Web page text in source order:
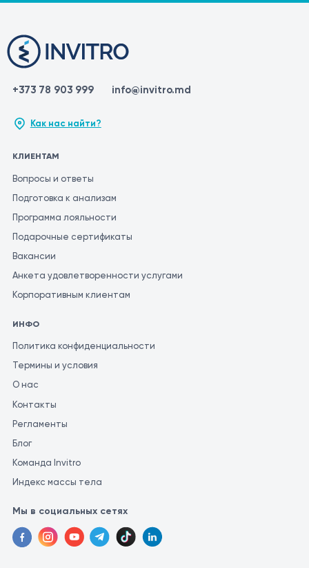
+373 78 903 999 info@invitro.md
Как нас найти?
КЛИЕНТАМ
Вопросы и ответы
Подготовка к анализам
Программа лояльности
Подарочные сертификаты
Вакансии
Анкета удовлетворенности услугами
Корпоративным клиентам
ИНФО
Политика конфиденциальности
Термины и условия
О нас
Контакты
Регламенты
Блог
Команда Invitro
Индекс массы тела
Мы в социальных сетях